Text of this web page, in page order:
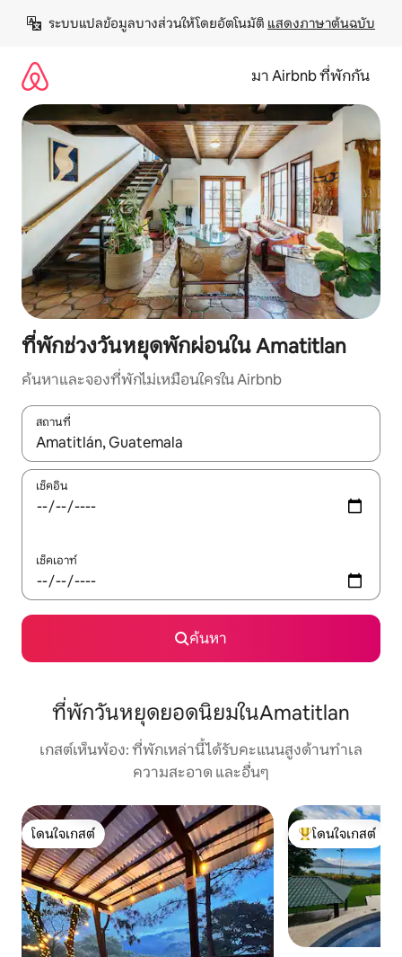
เนื้อหา
ระบบแปลข้อมูลบางส่วนให้โดยอัตโนมัติ แสดงภาษาต้นฉบับ
มา Airbnb ที่พักกัน
ที่พักช่วงวันหยุดพักผ่อนใน Amatitlan
ค้นหาและจองที่พักไม่เหมือนใครใน Airbnb
สถานที่
ใช้ลูกศรขึ้นลง หรือใช้การสัมผัสหรือปัด เพื่อสำรวจผลการค้นหา
เช็คอิน
เช็คเอาท์
ค้นหา
ที่พักวันหยุดยอดนิยมในAmatitlan
เกสต์เห็นพ้อง: ที่พักเหล่านี้ได้รับคะแนนสูงด้านทำเล
ความสะอาด และอื่นๆ
โดนใจเกสต์
โดนใจเกสต์
โดนใจเกสต์ที่สุด
โดนใจเกสต์